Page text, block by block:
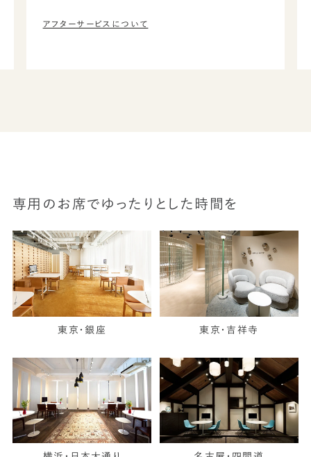
アフターサービスについて
専用のお席でゆったりとした時間を
東京・銀座 東京・吉祥寺